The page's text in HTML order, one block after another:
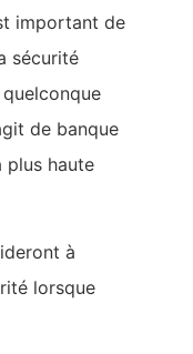
important de
sécurité
de banque
plus haute
à
lorsque